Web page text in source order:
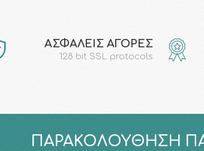
AΣΦΑΛΕΙΣ ΑΓΟΡΕΣ
128 bit SSL protocols
ΠΑΡΑΚΟΛΟΎΘΗΣΗ